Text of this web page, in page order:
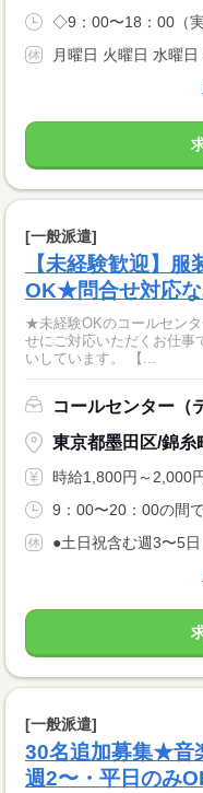
◇9：00〜18：00（
月曜日 火曜日 水曜
[一般派遣]
【未経験歓迎】
OK★問合せ対応
★未経験OKのコールセンター★ お客様からの予約受付や
せにご対応いただくお仕事
いしています。 【...
コールセンター（
東京都墨田区/錦糸
時給1,800円～2,000
9：00〜20：00の間
●土日祝含む週3〜5
[一般派遣]
30名追加募集★音
週2〜・平日のみ